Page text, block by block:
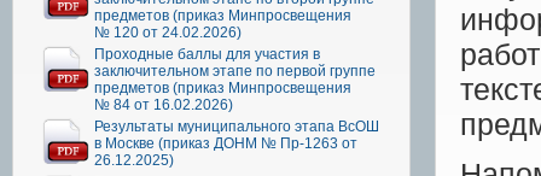
предметов (приказ Минпросвещения
№ 120 от 24.02.2026)
Проходные баллы для участия в
заключительном этапе по первой группе
предметов (приказ Минпросвещения
№ 84 от 16.02.2026)
Результаты муниципального этапа ВсОШ
в Москве (приказ ДОНМ № Пр-1263 от
26.12.2025)